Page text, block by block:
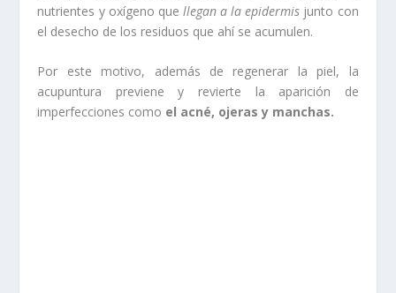
nutrientes y oxígeno que llegan a la epidermis junto con
el desecho de los residuos que ahí se acumulen.
Por este motivo, además de regenerar la piel, la
acupuntura previene y revierte la aparición de
imperfecciones como el acné, ojeras y manchas.